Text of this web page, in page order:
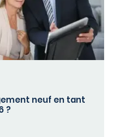
neuf en tant
?